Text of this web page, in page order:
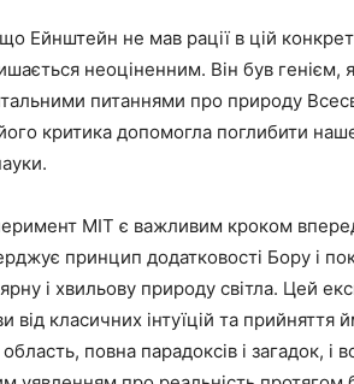
Ейнштейн не мав рації в цій
неоціненним. Він був
питаннями про природу
критика допомогла поглибити
MIT є важливим кроком
принцип додатковості Бору і
і хвильову природу світла. Цей
від класичних інтуїцій та прийняття
повна парадоксів і загадок,